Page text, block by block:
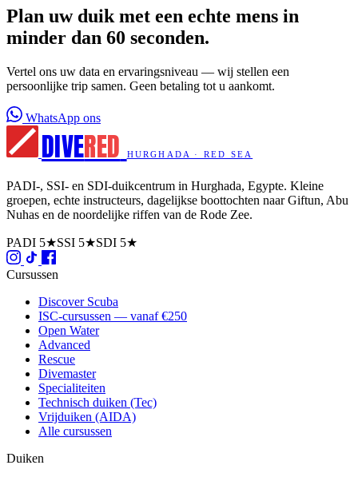
Plan uw duik met een echte mens in
minder dan 60 seconden.
Vertel ons uw data en ervaringsniveau — wij stellen een
persoonlijke trip samen. Geen betaling tot u aankomt.
WhatsApp ons
DIVERED HURGHADA · RED SEA
PADI-, SSI- en SDI-duikcentrum in Hurghada, Egypte. Kleine
groepen, echte instructeurs, dagelijkse boottochten naar Giftun, Abu
Nuhas en de noordelijke riffen van de Rode Zee.
PADI 5★SSI 5★SDI 5★
Cursussen
Discover Scuba
ISC-cursussen — vanaf €250
Open Water
Advanced
Rescue
Divemaster
Specialiteiten
Technisch duiken (Tec)
Vrijduiken (AIDA)
Alle cursussen
Duiken